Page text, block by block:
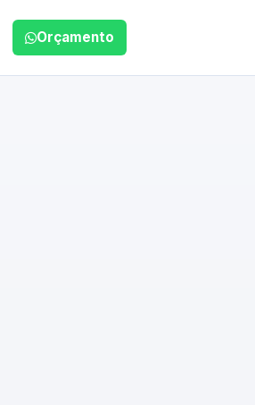
Orçamento